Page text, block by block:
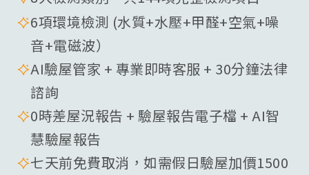
6項環境檢測 (水質+水壓+甲醛+空氣+噪
音+電磁波）
AI驗屋管家 + 專業即時客服 + 30分鐘法律
諮詢
0時差屋況報告 + 驗屋報告電子檔 + AI智
慧驗屋報告
七天前免費取消，如需假日驗屋加價1500